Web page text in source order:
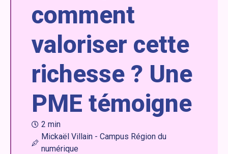
comment
valoriser cette
richesse ? Une
PME témoigne
2 min
Mickaël Villain - Campus Région du
numérique